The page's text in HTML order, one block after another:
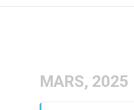
MARS, 2025